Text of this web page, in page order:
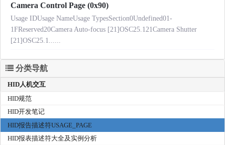
Camera Control Page (0x90)
Usage IDUsage NameUsage TypesSection0Undefined01-
1FReserved20Camera Auto-focus [21]OSC25.121Camera Shutter
[21]OSC25.1......
分类导航
HID人机交互
HID规范
HID开发笔记
HID报告描述符USAGE_PAGE
HID报表描述符大全及实例分析